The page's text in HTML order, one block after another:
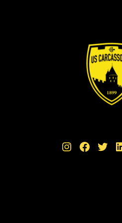
Instagram Facebook Twitter LinkedIn